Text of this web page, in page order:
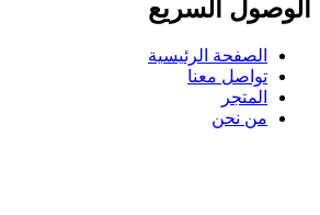
الوصول السریع
الصفحة الرئيسية
تواصل معنا
المتجر
من نحن